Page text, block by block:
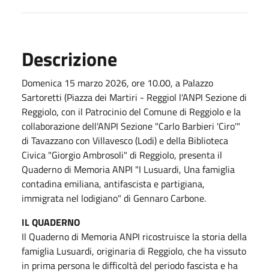
Descrizione
Domenica 15 marzo 2026, ore 10.00, a Palazzo
Sartoretti (Piazza dei Martiri - Reggiol l'ANPI Sezione di
Reggiolo, con il Patrocinio del Comune di Reggiolo e la
collaborazione dell'ANPI Sezione "Carlo Barbieri 'Ciro'"
di Tavazzano con Villavesco (Lodi) e della Biblioteca
Civica "Giorgio Ambrosoli" di Reggiolo, presenta il
Quaderno di Memoria ANPI "I Lusuardi, Una famiglia
contadina emiliana, antifascista e partigiana,
immigrata nel lodigiano" di Gennaro Carbone.
IL QUADERNO
Il Quaderno di Memoria ANPI ricostruisce la storia della
famiglia Lusuardi, originaria di Reggiolo, che ha vissuto
in prima persona le difficoltà del periodo fascista e ha